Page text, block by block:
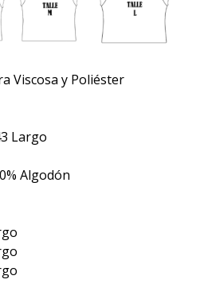
Viscosa y Poliéster
Largo
Algodón